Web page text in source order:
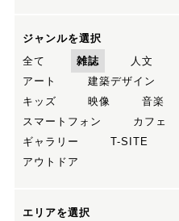
ジャンルを選択
全て
雑誌 人文
アート
建築デザイン
キッズ
映像 音楽
スマートフォン
カフェ
ギャラリー
T-SITE
アウトドア
エリアを選択